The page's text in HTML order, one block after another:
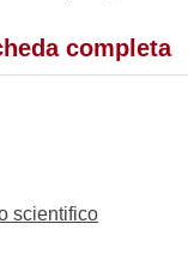
completa
scientifico